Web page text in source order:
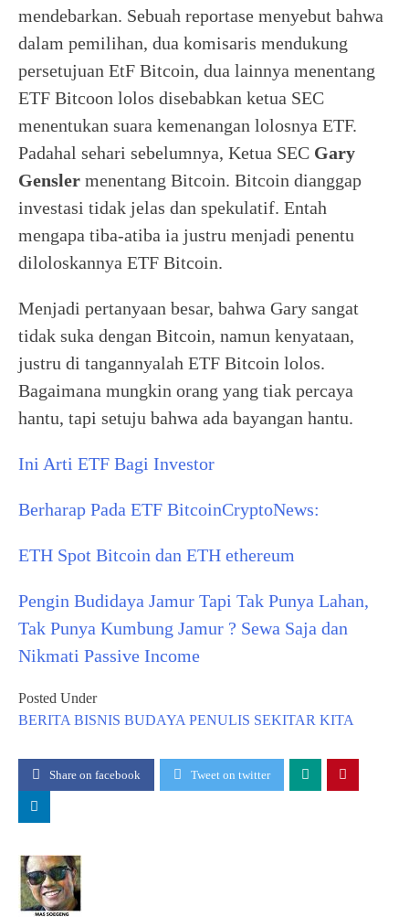
mendebarkan. Sebuah reportase menyebut bahwa
dalam pemilihan, dua komisaris mendukung
persetujuan EtF Bitcoin, dua lainnya menentang
ETF Bitcoon lolos disebabkan ketua SEC
menentukan suara kemenangan lolosnya ETF.
Padahal sehari sebelumnya, Ketua SEC Gary
Gensler menentang Bitcoin. Bitcoin dianggap
investasi tidak jelas dan spekulatif. Entah
mengapa tiba-atiba ia justru menjadi penentu
diloloskannya ETF Bitcoin.
Menjadi pertanyaan besar, bahwa Gary sangat
tidak suka dengan Bitcoin, namun kenyataan,
justru di tangannyalah ETF Bitcoin lolos.
Bagaimana mungkin orang yang tiak percaya
hantu, tapi setuju bahwa ada bayangan hantu.
Ini Arti ETF Bagi Investor
Berharap Pada ETF BitcoinCryptoNews:
ETH Spot Bitcoin dan ETH ethereum
Pengin Budidaya Jamur Tapi Tak Punya Lahan,
Tak Punya Kumbung Jamur ? Sewa Saja dan
Nikmati Passive Income
Posted Under
BERITA BISNIS BUDAYA PENULIS SEKITAR KITA
Share on facebook Tweet on twitter